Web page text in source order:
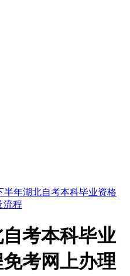
半年湖北自考本科毕业资格
流程
考本科毕业
考网上办理